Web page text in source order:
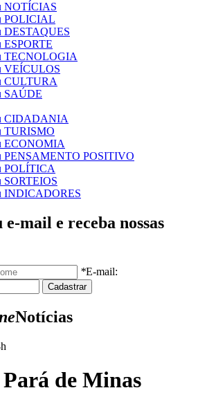
NOTÍCIAS
POLICIAL
DESTAQUES
ESPORTE
TECNOLOGIA
VEÍCULOS
CULTURA
SAÚDE
CIDADANIA
TURISMO
ECONOMIA
PENSAMENTO POSITIVO
POLÍTICA
SORTEIOS
INDICADORES
e-mail e receba nossas
*E-mail:
Notícias
de Minas